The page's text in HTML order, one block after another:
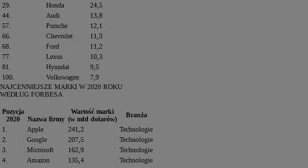
29.
Honda
24,5
44.
Audi
13,8
57.
Porsche
12,1
66.
Chevrolet
11,3
68.
Ford
11,2
77.
Lexus
10,3
81.
Hyundai
9,5
100.
Volkswagen
7,9
NAJCENNIEJSZE MARKI W 2020 ROKU
WEDŁUG FORBESA
Pozycja
2020
Nazwa firmy
Wartość marki
(w mld dolarów)
Branża
1.
Apple 241,2
Technologie
2.
Google 207,5
Technologie
3.
Microsoft 162,9
Technologie
4.
Amazon 135,4
Technologie